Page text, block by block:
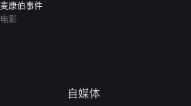
麦康伯事件
电影
自媒体